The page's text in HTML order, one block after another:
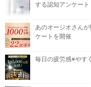
する認知アンケート
あのオージオさん
ケートを開催
毎日の疲労感※やす